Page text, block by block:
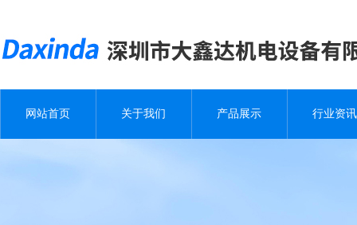
网站首页 关于我们 产品展示 行业资讯